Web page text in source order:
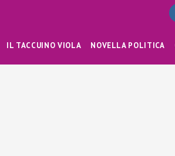
IL TACCUINO VIOLA NOVELLA POLITICA